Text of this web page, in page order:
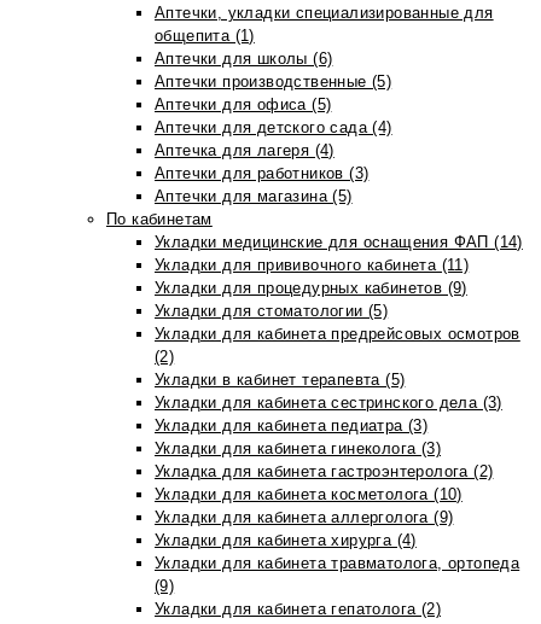
Аптечки, укладки специализированные для
общепита (1)
Аптечки для школы (6)
Аптечки производственные (5)
Аптечки для офиса (5)
Аптечки для детского сада (4)
Аптечка для лагеря (4)
Аптечки для работников (3)
Аптечки для магазина (5)
По кабинетам
Укладки медицинские для оснащения ФАП (14)
Укладки для прививочного кабинета (11)
Укладки для процедурных кабинетов (9)
Укладки для стоматологии (5)
Укладки для кабинета предрейсовых осмотров
(2)
Укладки в кабинет терапевта (5)
Укладки для кабинета сестринского дела (3)
Укладки для кабинета педиатра (3)
Укладки для кабинета гинеколога (3)
Укладка для кабинета гастроэнтеролога (2)
Укладки для кабинета косметолога (10)
Укладки для кабинета аллерголога (9)
Укладки для кабинета хирурга (4)
Укладки для кабинета травматолога, ортопеда
(9)
Укладки для кабинета гепатолога (2)